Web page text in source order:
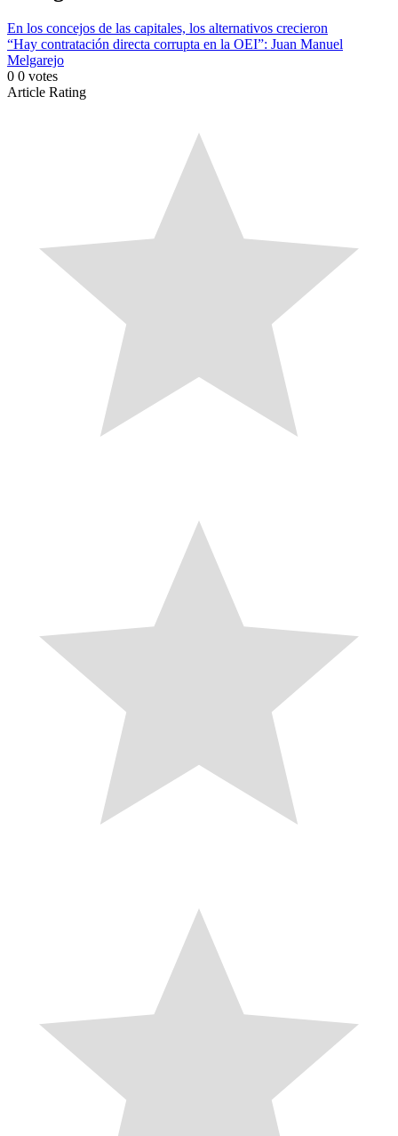
En los concejos de las capitales, los alternativos crecieron
“Hay contratación directa corrupta en la OEI”: Juan Manuel
Melgarejo
0 0 votes
Article Rating